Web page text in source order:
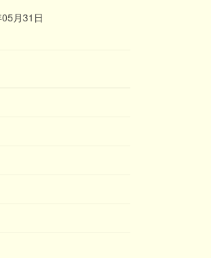
月31日